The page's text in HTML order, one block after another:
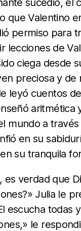
que Valentino
permiso para
lecciones de
ciega desde
preciosa y de
leyó cuentos
aritmética
mundo a
en su
su tranquila
es verdad que
Julia le
escucha todas
le